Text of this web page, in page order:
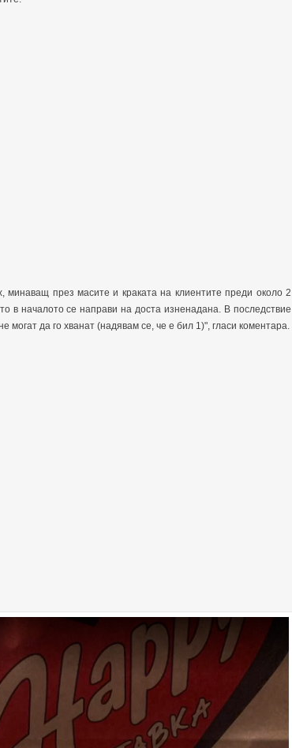
през масите и краката на клиентите преди около 2
в началото се направи на доста изненадана. В последствие
могат да го хванат (надявам се, че е бил 1)", гласи коментара.